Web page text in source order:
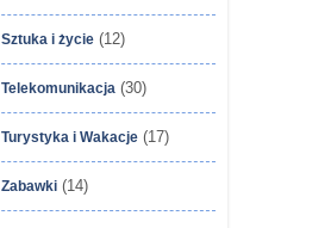
Sztuka i życie (12)
Telekomunikacja (30)
Turystyka i Wakacje (17)
Zabawki (14)